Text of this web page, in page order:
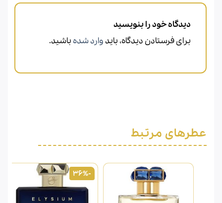
دیدگاه خود را بنویسید
برای فرستادن دیدگاه، باید وارد شده باشید.
عطرهای مرتبط
-36%